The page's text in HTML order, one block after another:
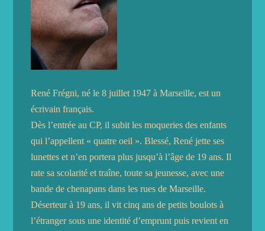
René Frégni, né le 8 juillet 1947 à Marseille, est un
écrivain français.
Dès l’entrée au CP, il subit les moqueries des enfants
qui l’appellent « quatre oeil ». Blessé, René jette ses
lunettes et n’en portera plus jusqu’à l’âge de 19 ans. Il
rate sa scolarité et traîne, toute sa jeunesse, avec une
bande de chenapans dans les rues de Marseille.
Déserteur à 19 ans, il vit cinq ans de petits boulots à
l’étranger sous une identité d’emprunt puis revient en